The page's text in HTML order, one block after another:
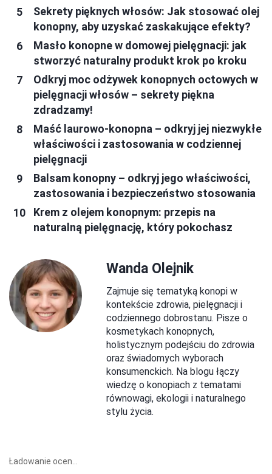
Sekrety pięknych włosów: Jak stosować olej
konopny, aby uzyskać zaskakujące efekty?
Masło konopne w domowej pielęgnacji: jak
stworzyć naturalny produkt krok po kroku
Odkryj moc odżywek konopnych octowych w
pielęgnacji włosów – sekrety piękna
zdradzamy!
Maść laurowo-konopna – odkryj jej niezwykłe
właściwości i zastosowania w codziennej
pielęgnacji
Balsam konopny – odkryj jego właściwości,
zastosowania i bezpieczeństwo stosowania
Krem z olejem konopnym: przepis na
naturalną pielęgnację, który pokochasz
Wanda Olejnik
Zajmuje się tematyką konopi w
kontekście zdrowia, pielęgnacji i
codziennego dobrostanu. Pisze o
kosmetykach konopnych,
holistycznym podejściu do zdrowia
oraz świadomych wyborach
konsumenckich. Na blogu łączy
wiedzę o konopiach z tematami
równowagi, ekologii i naturalnego
stylu życia.
Ładowanie ocen...